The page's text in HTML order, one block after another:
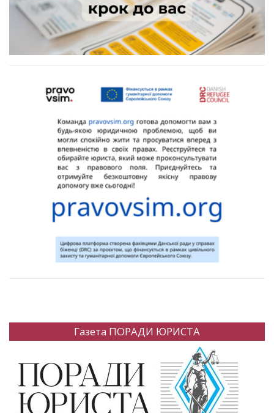
Газета ПОРАДИ ЮРИСТА